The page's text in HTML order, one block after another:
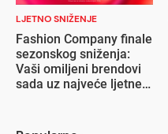
LJETNO SNIŽENJE
Fashion Company finale
sezonskog sniženja:
Vaši omiljeni brendovi
sada uz najveće ljetne